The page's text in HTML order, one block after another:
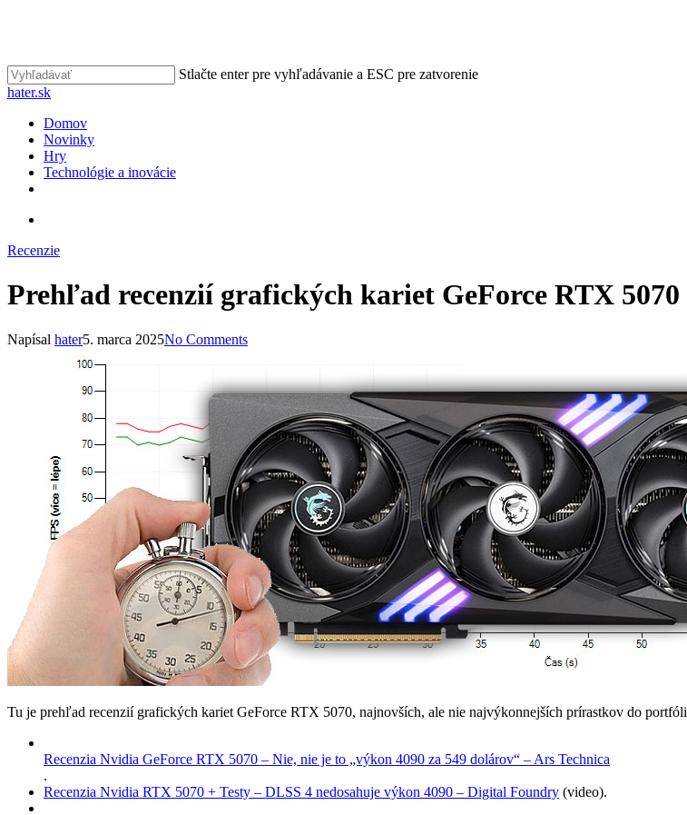
content
Stlačte enter pre vyhľadávanie a ESC pre zatvorenie
Close
hater.sk
vyhľadávať
Menu
Domov
Novinky
Hry
Technológie a inovácie
Recenzie
Prehľad recenzií grafických kariet GeForce RTX 5070
Napísal hater5. marca 2025No Comments
Tu je prehľad recenzií grafických kariet GeForce RTX 5070, najnovších, ale nie najvýkonnejších prírastkov do
Recenzia Nvidia GeForce RTX 5070 – Nie, nie je to „výkon 4090 za 549 dolárov“ – Ars Technica
.
Recenzia Nvidia RTX 5070 + Testy – DLSS 4 nedosahuje výkon 4090 – Digital Foundry (video).